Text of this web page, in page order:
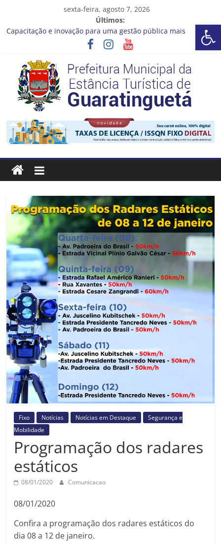
Barra de Ferramentas Aberta
sexta-feira, agosto 7, 2026
Últimos:
Capacitação e inovação para uma gestão pública mais
Seu próximo emprego pode estar mais perto do que você
imagina
Novo curso no Qualifica Guará
Prefeitura de Guaratinguetá divulga novo cronograma dos
editais da PNAB
Guaratinguetá realizará ação de vacinação contra a Febre
Amarela na região da Rocinha
Prefeitura
Estância
Turística
Guaratinguetá
Prefeitura
Estância
Turística
Guaratinguetá
Fixo Notícias Notícias em Destaque
Segurança e
Mobilidade
Programação dos radares
estáticos
08/01/2020 Comunicacao
08/01/2020
Confira a programação dos radares estáticos do
dia 08 a 12 de janeiro.